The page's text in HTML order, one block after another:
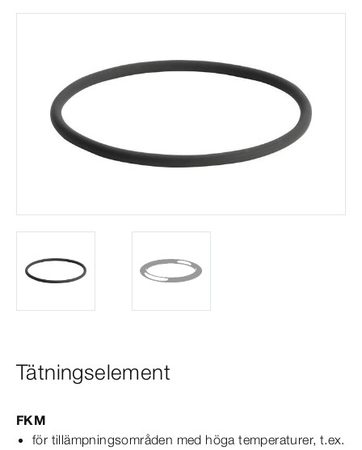
Tätningselement
FKM
för tillämpningsområden med höga temperaturer, t.ex.